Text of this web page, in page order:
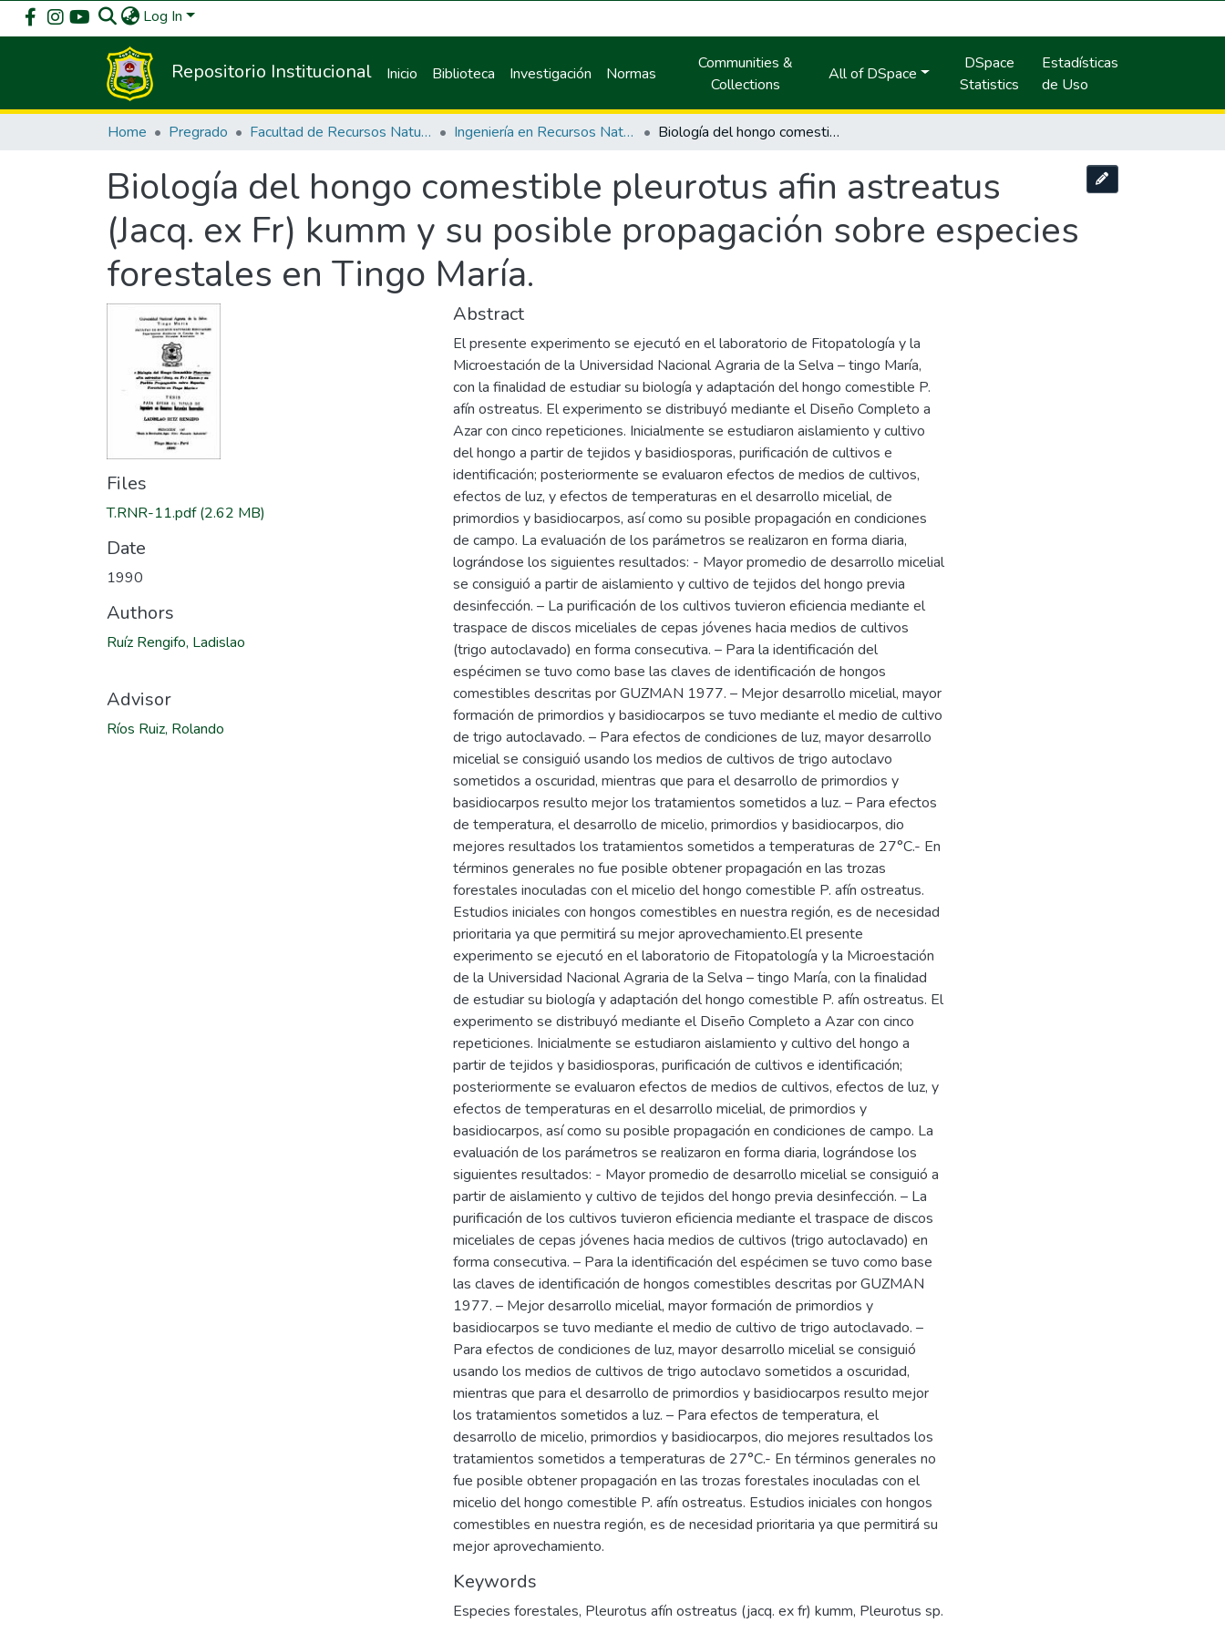
Log In
Repositorio Institucional Inicio Biblioteca Investigación Normas
Communities &
Collections
All of DSpace
DSpace
Statistics
Estadísticas
de Uso
Home Pregrado Facultad de Recursos Naturales Renovables Ingeniería en Recursos Naturales Renovables Biología del hongo comestible pleurotus afin astreatus (Jacq. ex Fr) kumm y su posible propagación sobre especies forestales en Tingo María.
Biología del hongo comestible pleurotus afin astreatus
(Jacq. ex Fr) kumm y su posible propagación sobre especies
forestales en Tingo María.
Files
T.RNR-11.pdf(2.62 MB)
Date
1990
Authors
Ruíz Rengifo, Ladislao
Advisor
Ríos Ruiz, Rolando
Abstract
El presente experimento se ejecutó en el laboratorio de Fitopatología y la
Microestación de la Universidad Nacional Agraria de la Selva – tingo María,
con la finalidad de estudiar su biología y adaptación del hongo comestible P.
afín ostreatus. El experimento se distribuyó mediante el Diseño Completo a
Azar con cinco repeticiones. Inicialmente se estudiaron aislamiento y cultivo
del hongo a partir de tejidos y basidiosporas, purificación de cultivos e
identificación; posteriormente se evaluaron efectos de medios de cultivos,
efectos de luz, y efectos de temperaturas en el desarrollo micelial, de
primordios y basidiocarpos, así como su posible propagación en condiciones
de campo. La evaluación de los parámetros se realizaron en forma diaria,
lográndose los siguientes resultados: - Mayor promedio de desarrollo micelial
se consiguió a partir de aislamiento y cultivo de tejidos del hongo previa
desinfección. – La purificación de los cultivos tuvieron eficiencia mediante el
traspace de discos miceliales de cepas jóvenes hacia medios de cultivos
(trigo autoclavado) en forma consecutiva. – Para la identificación del
espécimen se tuvo como base las claves de identificación de hongos
comestibles descritas por GUZMAN 1977. – Mejor desarrollo micelial, mayor
formación de primordios y basidiocarpos se tuvo mediante el medio de cultivo
de trigo autoclavado. – Para efectos de condiciones de luz, mayor desarrollo
micelial se consiguió usando los medios de cultivos de trigo autoclavo
sometidos a oscuridad, mientras que para el desarrollo de primordios y
basidiocarpos resulto mejor los tratamientos sometidos a luz. – Para efectos
de temperatura, el desarrollo de micelio, primordios y basidiocarpos, dio
mejores resultados los tratamientos sometidos a temperaturas de 27°C.- En
términos generales no fue posible obtener propagación en las trozas
forestales inoculadas con el micelio del hongo comestible P. afín ostreatus.
Estudios iniciales con hongos comestibles en nuestra región, es de necesidad
prioritaria ya que permitirá su mejor aprovechamiento.El presente
experimento se ejecutó en el laboratorio de Fitopatología y la Microestación
de la Universidad Nacional Agraria de la Selva – tingo María, con la finalidad
de estudiar su biología y adaptación del hongo comestible P. afín ostreatus. El
experimento se distribuyó mediante el Diseño Completo a Azar con cinco
repeticiones. Inicialmente se estudiaron aislamiento y cultivo del hongo a
partir de tejidos y basidiosporas, purificación de cultivos e identificación;
posteriormente se evaluaron efectos de medios de cultivos, efectos de luz, y
efectos de temperaturas en el desarrollo micelial, de primordios y
basidiocarpos, así como su posible propagación en condiciones de campo. La
evaluación de los parámetros se realizaron en forma diaria, lográndose los
siguientes resultados: - Mayor promedio de desarrollo micelial se consiguió a
partir de aislamiento y cultivo de tejidos del hongo previa desinfección. – La
purificación de los cultivos tuvieron eficiencia mediante el traspace de discos
miceliales de cepas jóvenes hacia medios de cultivos (trigo autoclavado) en
forma consecutiva. – Para la identificación del espécimen se tuvo como base
las claves de identificación de hongos comestibles descritas por GUZMAN
1977. – Mejor desarrollo micelial, mayor formación de primordios y
basidiocarpos se tuvo mediante el medio de cultivo de trigo autoclavado. –
Para efectos de condiciones de luz, mayor desarrollo micelial se consiguió
usando los medios de cultivos de trigo autoclavo sometidos a oscuridad,
mientras que para el desarrollo de primordios y basidiocarpos resulto mejor
los tratamientos sometidos a luz. – Para efectos de temperatura, el
desarrollo de micelio, primordios y basidiocarpos, dio mejores resultados los
tratamientos sometidos a temperaturas de 27°C.- En términos generales no
fue posible obtener propagación en las trozas forestales inoculadas con el
micelio del hongo comestible P. afín ostreatus. Estudios iniciales con hongos
comestibles en nuestra región, es de necesidad prioritaria ya que permitirá su
mejor aprovechamiento.
Keywords
Especies forestales, Pleurotus afín ostreatus (jacq. ex fr) kumm, Pleurotus sp.